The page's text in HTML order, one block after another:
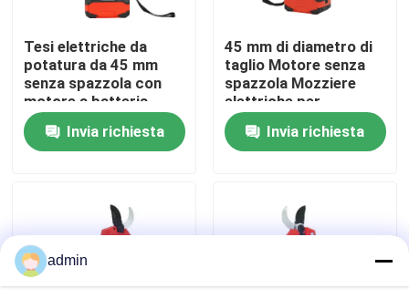
Contattaci
Chiedi un preventivo
Mini Chainsaw tenuto in mano
motosega elettrica
Tesi elettriche da
potatura da 45 mm
senza spazzola con
motore a batteria
Invia richiesta
45 mm di diametro di
taglio Motore senza
spazzola Mozziere
elettriche per
potatura con disegno
leggero da 1,3 kg
Invia richiesta
admin